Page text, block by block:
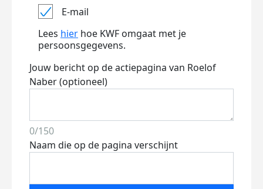
E-mail
Lees hier hoe KWF omgaat met je
persoonsgegevens.
Jouw bericht op de actiepagina van Roelof
Naber (optioneel)
0/150
Naam die op de pagina verschijnt